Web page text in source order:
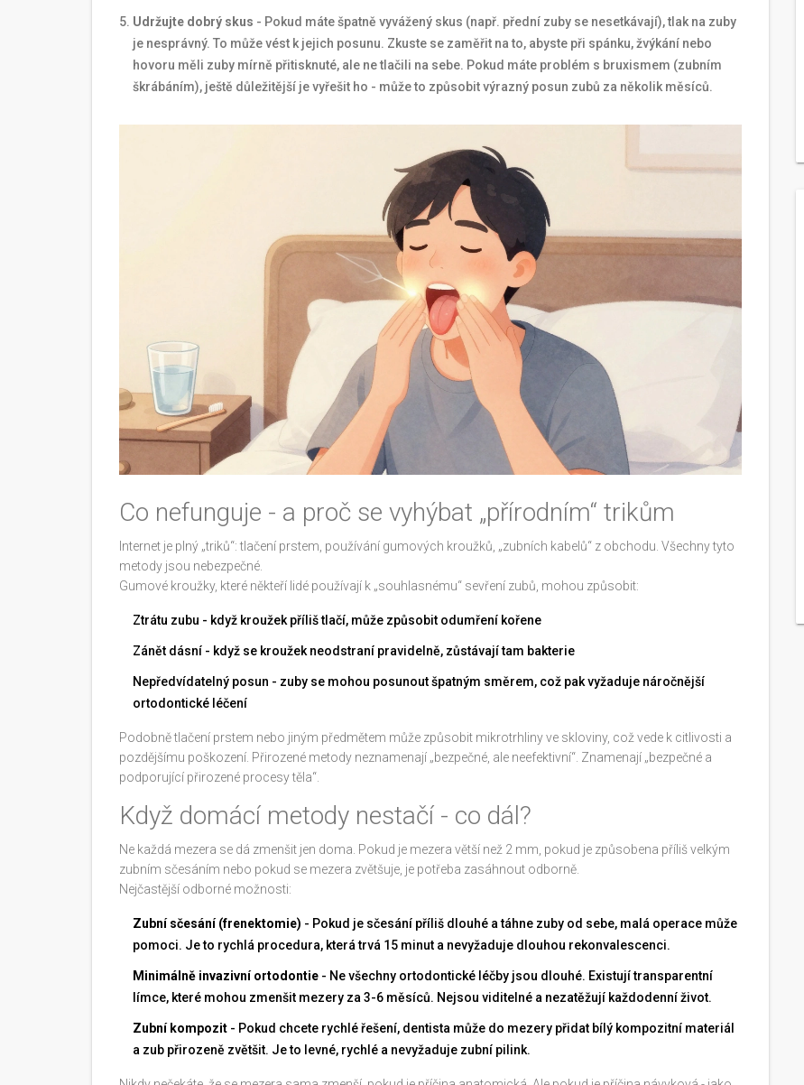
Udržujte dobrý skus - Pokud máte špatně vyvážený skus (např. přední zuby se nesetkávají), tlak na zuby
je nesprávný. To může vést k jejich posunu. Zkuste se zaměřit na to, abyste při spánku, žvýkání nebo
hovoru měli zuby mírně přitisknuté, ale ne tlačili na sebe. Pokud máte problém s bruxismem (zubním
škrábáním), ještě důležitější je vyřešit ho - může to způsobit výrazný posun zubů za několik měsíců.
Co nefunguje - a proč se vyhýbat „přírodním“ trikům
Internet je plný „triků“: tlačení prstem, používání gumových kroužků, „zubních kabelů“ z obchodu. Všechny tyto
metody jsou nebezpečné.
Gumové kroužky, které někteří lidé používají k „souhlasnému“ sevření zubů, mohou způsobit:
Ztrátu zubu - když kroužek příliš tlačí, může způsobit odumření kořene
Zánět dásní - když se kroužek neodstraní pravidelně, zůstávají tam bakterie
Nepředvídatelný posun - zuby se mohou posunout špatným směrem, což pak vyžaduje náročnější
ortodontické léčení
Podobně tlačení prstem nebo jiným předmětem může způsobit mikrotrhliny ve skloviny, což vede k citlivosti a
pozdějšímu poškození. Přirozené metody neznamenají „bezpečné, ale neefektivní“. Znamenají „bezpečné a
podporující přirozené procesy těla“.
Když domácí metody nestačí - co dál?
Ne každá mezera se dá zmenšit jen doma. Pokud je mezera větší než 2 mm, pokud je způsobena příliš velkým
zubním sčesáním nebo pokud se mezera zvětšuje, je potřeba zasáhnout odborně.
Nejčastější odborné možnosti:
Zubní sčesání (frenektomie) - Pokud je sčesání příliš dlouhé a táhne zuby od sebe, malá operace může
pomoci. Je to rychlá procedura, která trvá 15 minut a nevyžaduje dlouhou rekonvalescenci.
Minimálně invazivní ortodontie - Ne všechny ortodontické léčby jsou dlouhé. Existují transparentní
límce, které mohou zmenšit mezery za 3-6 měsíců. Nejsou viditelné a nezatěžují každodenní život.
Zubní kompozit - Pokud chcete rychlé řešení, dentista může do mezery přidat bílý kompozitní materiál
a zub přirozeně zvětšit. Je to levné, rychlé a nevyžaduje zubní pilink.